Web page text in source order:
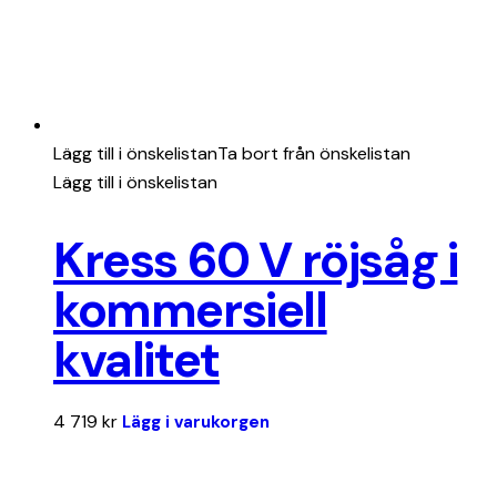
Lägg till i önskelistanTa bort från önskelistan
Lägg till i önskelistan
Kress 60 V röjsåg i
kommersiell
kvalitet
4 719 kr Lägg i varukorgen